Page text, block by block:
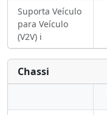
Suporta Veículo
para Veículo
(V2V) ℹ️
Chassi